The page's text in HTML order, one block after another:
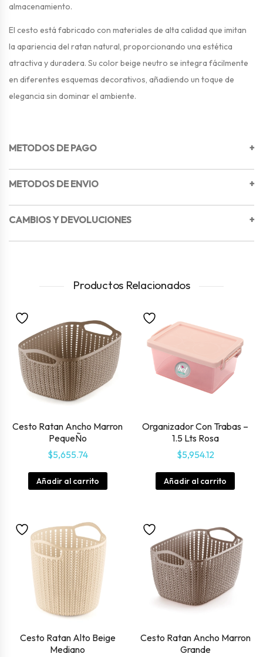
almacenamiento.
El cesto está fabricado con materiales de alta calidad que imitan
la apariencia del ratan natural, proporcionando una estética
atractiva y duradera. Su color beige neutro se integra fácilmente
en diferentes esquemas decorativos, añadiendo un toque de
elegancia sin dominar el ambiente.
METODOS DE PAGO +
METODOS DE ENVIO +
CAMBIOS Y DEVOLUCIONES +
Productos Relacionados
Cesto Ratan Ancho Marron
PequeÑo
$5,655.74
Añadir al carrito
Organizador Con Trabas –
1.5 Lts Rosa
$5,954.12
Añadir al carrito
Cesto Ratan Alto Beige
Mediano
Cesto Ratan Ancho Marron
Grande